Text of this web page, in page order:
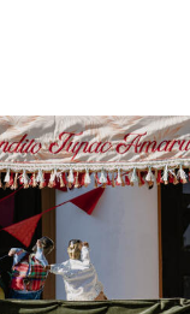
como
–
un formato